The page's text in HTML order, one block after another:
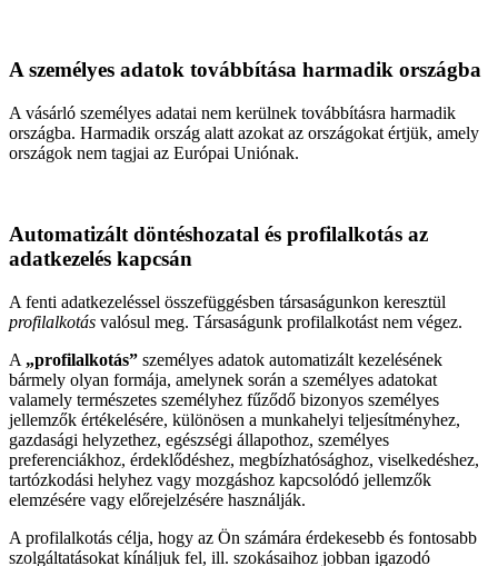
A személyes adatok továbbítása harmadik országba
A vásárló személyes adatai nem kerülnek továbbításra harmadik
országba. Harmadik ország alatt azokat az országokat értjük, amely
országok nem tagjai az Európai Uniónak.
Automatizált döntéshozatal és profilalkotás az
adatkezelés kapcsán
A fenti adatkezeléssel összefüggésben társaságunkon keresztül
profilalkotás valósul meg. Társaságunk profilalkotást nem végez.
A „profilalkotás” személyes adatok automatizált kezelésének
bármely olyan formája, amelynek során a személyes adatokat
valamely természetes személyhez fűződő bizonyos személyes
jellemzők értékelésére, különösen a munkahelyi teljesítményhez,
gazdasági helyzethez, egészségi állapothoz, személyes
preferenciákhoz, érdeklődéshez, megbízhatósághoz, viselkedéshez,
tartózkodási helyhez vagy mozgáshoz kapcsolódó jellemzők
elemzésére vagy előrejelzésére használják.
A profilalkotás célja, hogy az Ön számára érdekesebb és fontosabb
szolgáltatásokat kínáljuk fel, ill. szokásaihoz jobban igazodó